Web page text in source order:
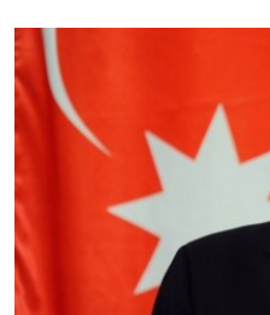
ՊԱՏԵՐԱԶՄԻ 6 ՇԱԲԱԹՆԵՐԸ
ՏԱՐԱԾԱՇՐՋԱՆ
ՄԻՋԱԶԳԱՅԻՆ
ՄՇԱԿՈՒՅԹ
ՍՊՈՐՏ
ՄԵԿՆԱԲԱՆՈՒԹՅՈՒՆ